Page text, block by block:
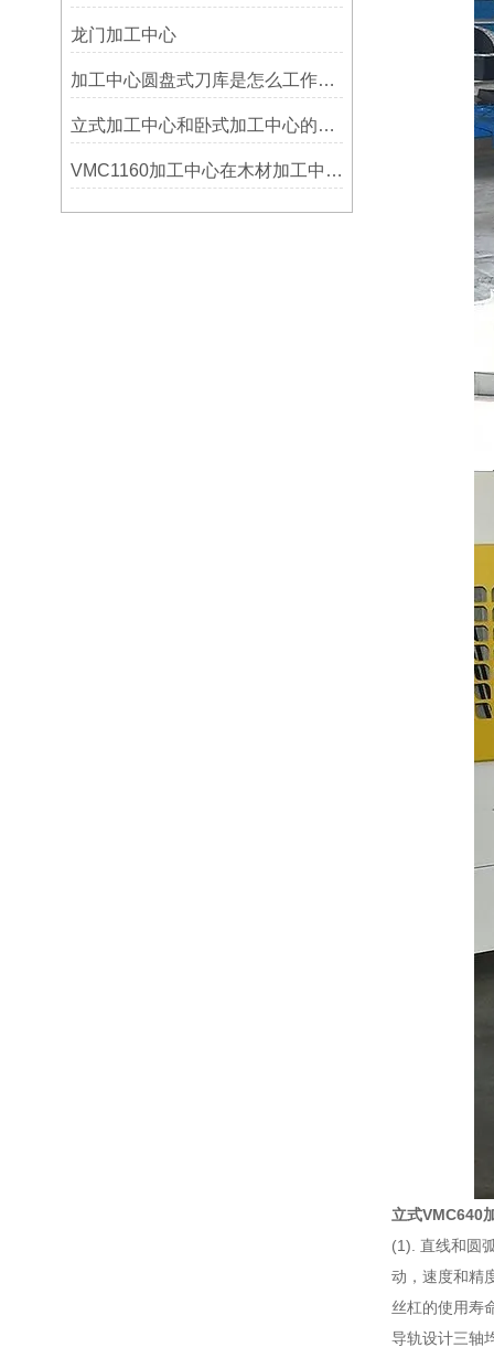
龙门加工中心
加工中心圆盘式刀库是怎么工作的？
立式加工中心和卧式加工中心的区别
VMC1160加工中心在木材加工中的应用
立式VMC640
(1). 直线和圆
动，速度和精
丝杠的使用寿
导轨设计三轴